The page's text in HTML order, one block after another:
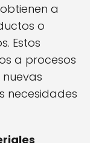
a
o
Estos
a procesos
necesidades